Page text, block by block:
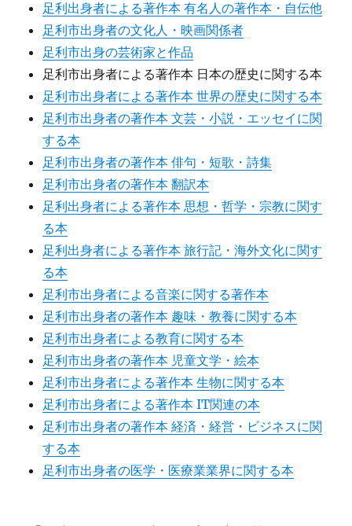
足利出身者による著作本 有名人の著作本・自伝他
足利市出身者の文化人・映画関係者
足利市出身の芸術家と作品
足利市出身者による著作本 日本の歴史に関する本
足利市出身者による著作本 世界の歴史に関する本
足利市出身者の著作本 文芸・小説・エッセイに関
する本
足利市出身者の著作本 俳句・短歌・詩集
足利市出身者の著作本 翻訳本
足利出身者による著作本 思想・哲学・宗教に関す
る本
足利出身者による著作本 旅行記・海外文化に関す
る本
足利市出身者による音楽に関する著作本
足利市出身者の著作本 趣味・教養に関する本
足利市出身者による教育に関する本
足利市出身者の著作本 児童文学・絵本
足利市出身者による著作本 生物に関する本
足利市出身者による著作本 IT関連の本
足利市出身者の著作本 経済・経営・ビジネスに関
する本
足利市出身者の医学・医療業業界に関する本